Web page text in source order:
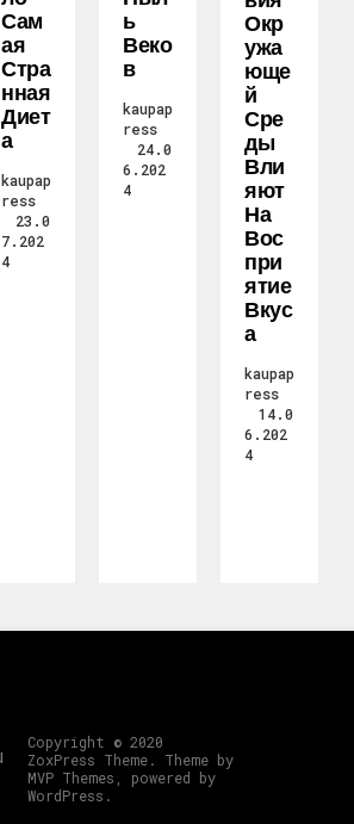
Сам
Ая
Стра
Нная
Диет
А
kaupap
ress
23.0
7.202
4
Ь
Веко
В
kaupap
ress
24.0
6.202
4
Окр
Ужа
Юще
Й
Сре
Ды
Вли
Яют
На
Вос
При
Ятие
Вкус
А
kaupap
ress
14.0
6.202
4
Copyright © 2020
ZoxPress Theme. Theme by
MVP Themes, powered by
WordPress.